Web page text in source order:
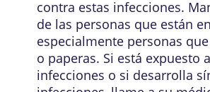
contra estas infecciones.
de las personas que están
especialmente personas
o paperas. Si está expuesto
infecciones o si desarrolla